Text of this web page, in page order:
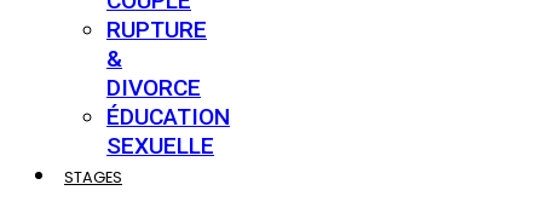
RUPTURE
&
DIVORCE
ÉDUCATION
SEXUELLE
STAGES